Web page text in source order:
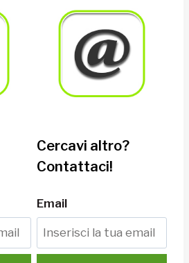
Cercavi altro?
Contattaci!
Email